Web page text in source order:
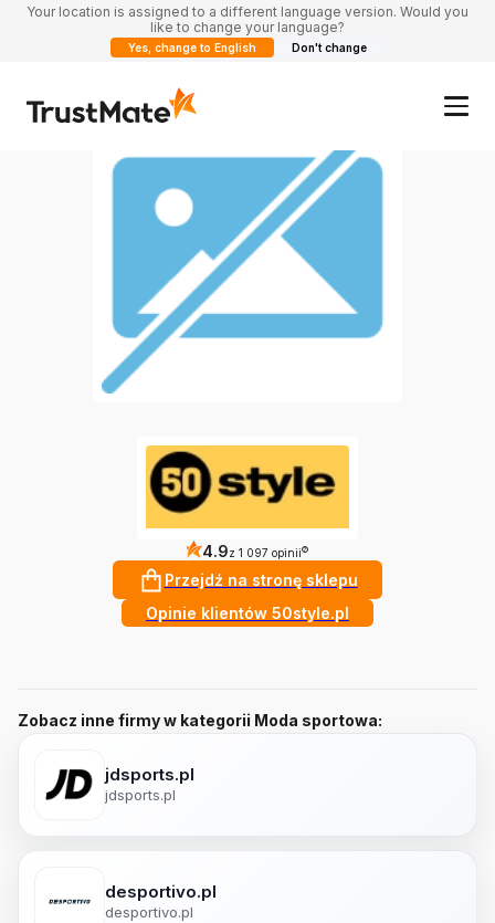
Your location is assigned to a different language version. Would you
like to change your language?
Yes, change to English Don't change
4.9z 1 097 opinii ?
Przejdź na stronę sklepu
Opinie klientów 50style.pl
Zobacz inne firmy w kategorii Moda sportowa:
jdsports.pl
jdsports.pl
desportivo.pl
desportivo.pl